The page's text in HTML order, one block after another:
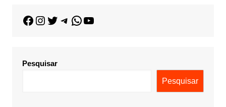
Pesquisar
Pesquisar